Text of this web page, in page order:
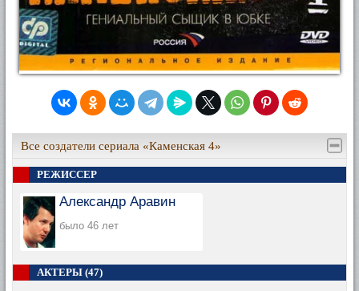
Все создатели сериала «Каменская 4»
РЕЖИССЕР
Александр Аравин
было 46 лет
АКТЕРЫ (47)